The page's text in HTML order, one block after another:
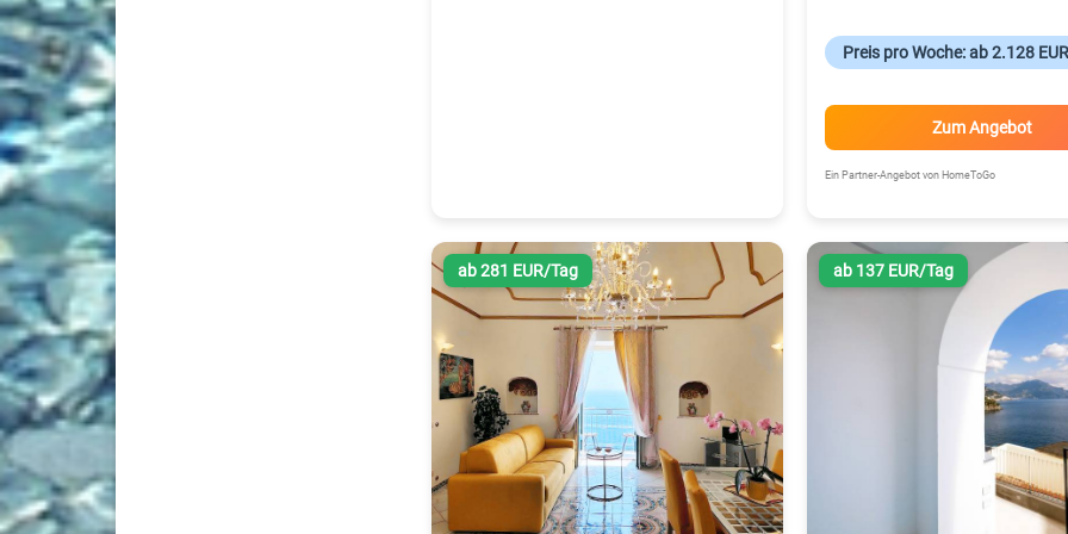
Preis pro Woche: ab 2.128 EUR
Zum Angebot
Ein Partner-Angebot von HomeToGo
ab 281 EUR/Tag ab 137 EUR/Tag